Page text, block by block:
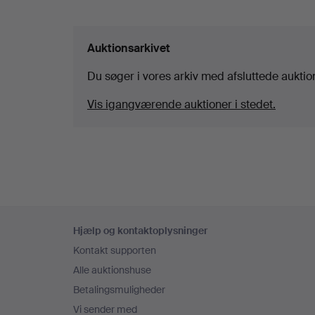
Auktionsarkivet
Du søger i vores arkiv med afsluttede
Vis igangværende auktioner i stedet.
Hjælp og kontaktoplysninger
Kontakt supporten
Alle auktionshuse
Betalingsmuligheder
Vi sender med